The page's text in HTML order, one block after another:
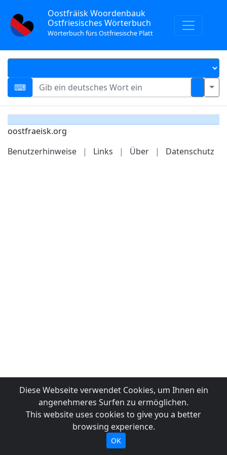
Oostfräisk Woordenbauk
Ostfriesisches Wörterbuch
Wörterbuch fürs Ostfriesische Platt
oostfraeisk.org
Benutzerhinweise
| Links | Über | Datenschutz
Diese Webseite verwendet Cookies, um Ihnen ein
angenehmeres Surfen zu ermöglichen.
This website uses cookies to give you a better
browsing experience.
OK